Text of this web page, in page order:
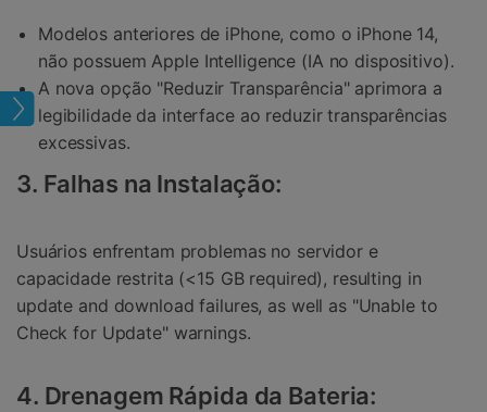
Modelos anteriores de iPhone, como o iPhone 14,
não possuem Apple Intelligence (IA no dispositivo).
A nova opção "Reduzir Transparência" aprimora a
legibilidade da interface ao reduzir transparências
excessivas.
3. Falhas na Instalação:
Usuários enfrentam problemas no servidor e
capacidade restrita (<15 GB required), resulting in
update and download failures, as well as "Unable to
Check for Update" warnings.
4. Drenagem Rápida da Bateria: